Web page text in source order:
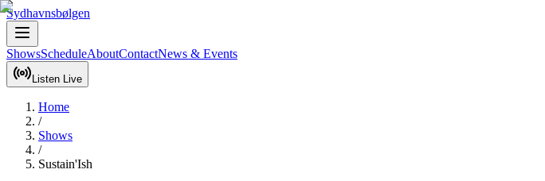
Sydhavnsbølgen
ShowsScheduleAboutContactNews & Events
Listen Live
Home
/
Shows
/
Sustain'Ish